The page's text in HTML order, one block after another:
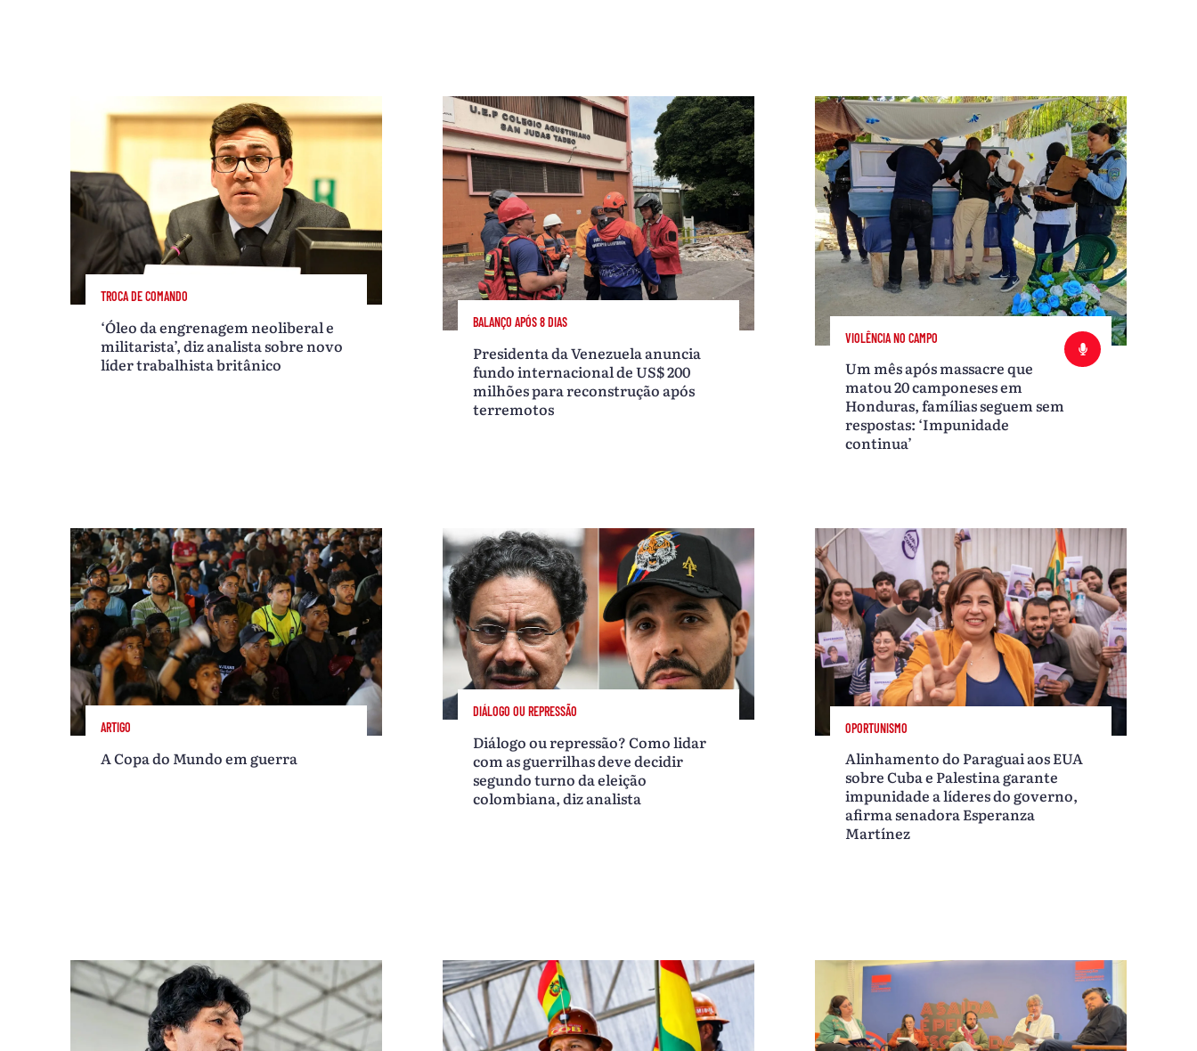
TROCA DE COMANDO
‘Óleo da engrenagem neoliberal e
militarista’, diz analista sobre novo
líder trabalhista britânico
BALANÇO APÓS 8 DIAS
Presidenta da Venezuela anuncia
fundo internacional de US$ 200
milhões para reconstrução após
terremotos
VIOLÊNCIA NO CAMPO
Um mês após massacre que
matou 20 camponeses em
Honduras, famílias seguem sem
respostas: ‘Impunidade
continua’
ARTIGO
A Copa do Mundo em guerra
DIÁLOGO OU REPRESSÃO
Diálogo ou repressão? Como lidar
com as guerrilhas deve decidir
segundo turno da eleição
colombiana, diz analista
OPORTUNISMO
Alinhamento do Paraguai aos EUA
sobre Cuba e Palestina garante
impunidade a líderes do governo,
afirma senadora Esperanza
Martínez